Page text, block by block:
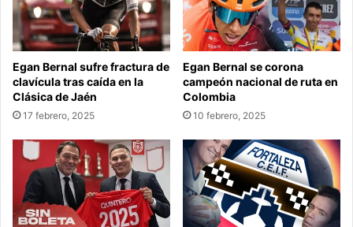
Egan Bernal sufre fractura de
clavícula tras caída en la
Clásica de Jaén
17 febrero, 2025
Egan Bernal se corona
campeón nacional de ruta en
Colombia
10 febrero, 2025